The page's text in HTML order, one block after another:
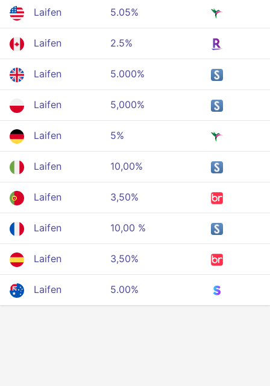
Laifen 5.05%
Laifen 2.5%
Laifen 5.000%
Laifen 5,000%
Laifen 5%
Laifen 10,00%
Laifen 3,50%
Laifen 10,00 %
Laifen 3,50%
Laifen 5.00%